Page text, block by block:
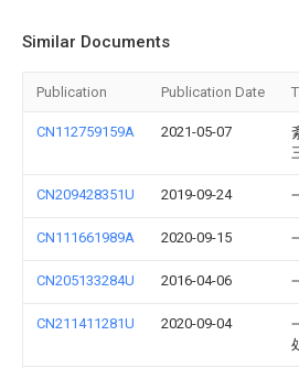
Similar Documents
Publication Publication Date
CN112759159A 2021-05-07
CN209428351U 2019-09-24
CN111661989A 2020-09-15
CN205133284U 2016-04-06
CN211411281U 2020-09-04